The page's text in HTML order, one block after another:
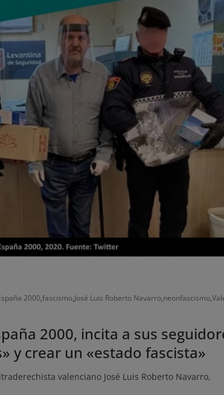
2000,fascismo,José Luis Roberto Navarro,neonfascismo,
2000, incita a sus
y crear un «estado fascista»
valenciano José Luis Roberto Navarro,